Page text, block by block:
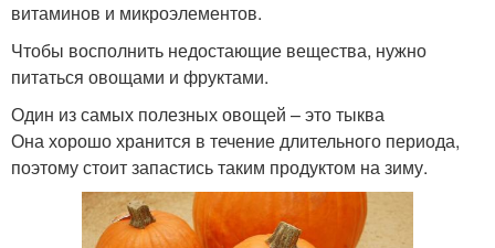
витаминов и микроэлементов.
Чтобы восполнить недостающие вещества, нужно
питаться овощами и фруктами.
Один из самых полезных овощей – это тыква
Она хорошо хранится в течение длительного периода,
поэтому стоит запастись таким продуктом на зиму.